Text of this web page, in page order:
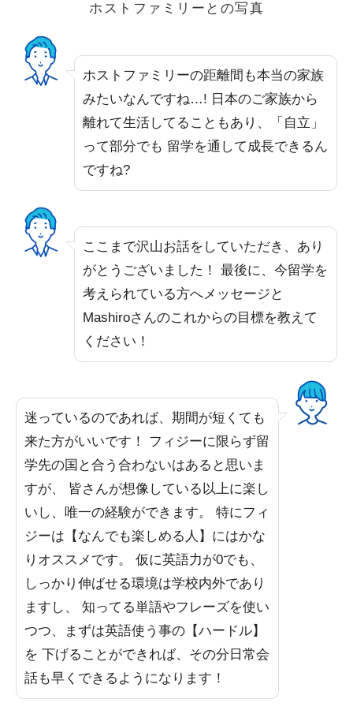
ホストファミリーとの写真
ホストファミリーの距離間も本当の家族
みたいなんですね…! 日本のご家族から
離れて生活してることもあり、「自立」
って部分でも 留学を通して成長できるん
ですね?
ここまで沢山お話をしていただき、あり
がとうございました！ 最後に、今留学を
考えられている方へメッセージと
Mashiroさんのこれからの目標を教えて
ください！
迷っているのであれば、期間が短くても
来た方がいいです！ フィジーに限らず留
学先の国と合う合わないはあると思いま
すが、 皆さんが想像している以上に楽し
いし、唯一の経験ができます。 特にフィ
ジーは【なんでも楽しめる人】にはかな
りオススメです。 仮に英語力が0でも、
しっかり伸ばせる環境は学校内外であり
ますし、 知ってる単語やフレーズを使い
つつ、まずは英語使う事の【ハードル】
を 下げることができれば、その分日常会
話も早くできるようになります！